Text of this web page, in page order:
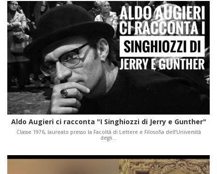
Aldo Augieri ci racconta "I Singhiozzi di Jerry e Gunther"
Classe 1976, laureato presso la Facoltà di Lettere e Filosofia dell’Università
degli…